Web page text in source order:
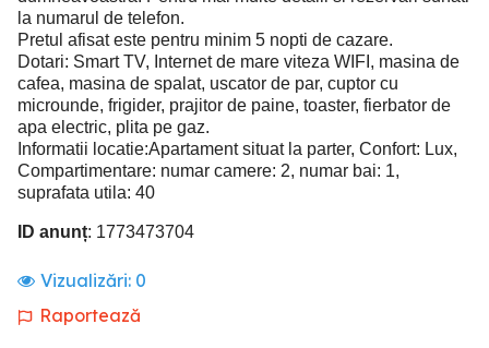
la numarul de telefon.
Pretul afisat este pentru minim 5 nopti de cazare.
Dotari: Smart TV, Internet de mare viteza WIFI, masina de
cafea, masina de spalat, uscator de par, cuptor cu
microunde, frigider, prajitor de paine, toaster, fierbator de
apa electric, plita pe gaz.
Informatii locatie:Apartament situat la parter, Confort: Lux,
Compartimentare: numar camere: 2, numar bai: 1,
suprafata utila: 40
ID anunț: 1773473704
Vizualizări: 0
Raportează